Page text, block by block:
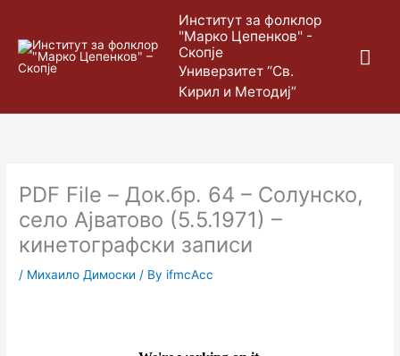
content
Институт за фолклор
"Марко Цепенков" -
Скопје
Универзитет “Св.
Кирил и Методиј”
PDF File – Док.бр. 64 – Солунско,
село Ајватово (5.5.1971) –
кинетографски записи
/ Михаило Димоски / By ifmcAcc